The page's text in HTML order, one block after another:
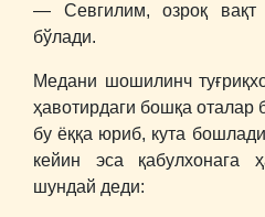
― Севгилим, озроқ
бўлади.
Медани шошилинч
ҳавотирдаги бошқа оталар
бу ёққа юриб, кута
кейин эса қабулхонага
шундай деди: